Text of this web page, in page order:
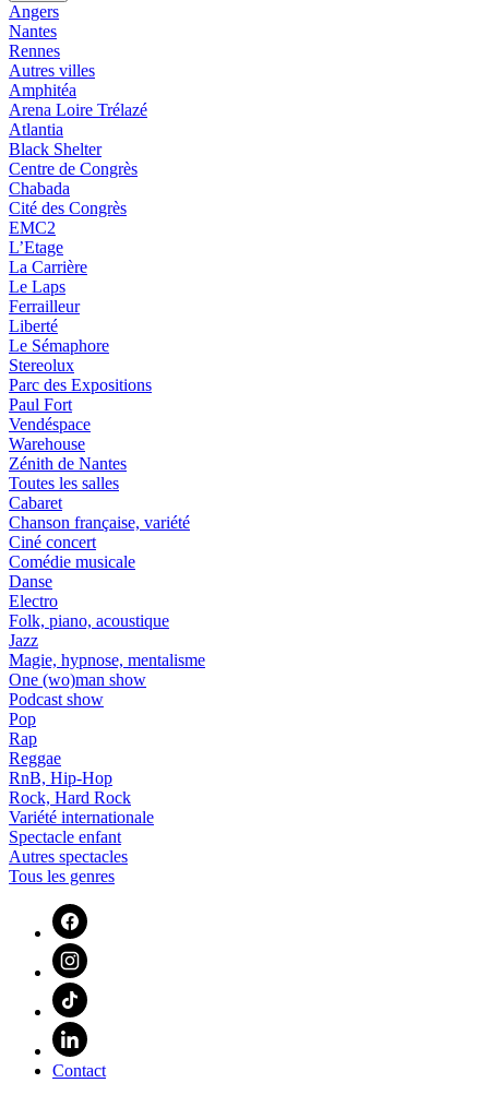
Angers
Nantes
Rennes
Autres villes
Amphitéa
Arena Loire Trélazé
Atlantia
Black Shelter
Centre de Congrès
Chabada
Cité des Congrès
EMC2
L’Etage
La Carrière
Le Laps
Ferrailleur
Liberté
Le Sémaphore
Stereolux
Parc des Expositions
Paul Fort
Vendéspace
Warehouse
Zénith de Nantes
Toutes les salles
Cabaret
Chanson française, variété
Ciné concert
Comédie musicale
Danse
Electro
Folk, piano, acoustique
Jazz
Magie, hypnose, mentalisme
One (wo)man show
Podcast show
Pop
Rap
Reggae
RnB, Hip-Hop
Rock, Hard Rock
Variété internationale
Spectacle enfant
Autres spectacles
Tous les genres
Contact